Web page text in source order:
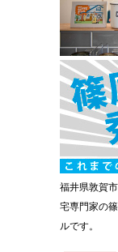
福井県敦賀
宅専門家の
ルです。